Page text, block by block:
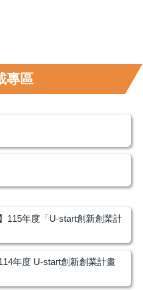
專區
115年度「U-start創新創業計
年度 U-start創新創業計畫